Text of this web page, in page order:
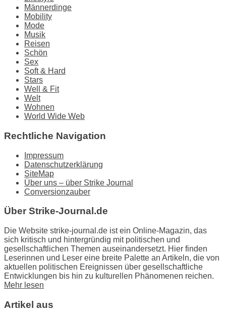
Männerdinge
Mobility
Mode
Musik
Reisen
Schön
Sex
Soft & Hard
Stars
Well & Fit
Welt
Wohnen
World Wide Web
Rechtliche Navigation
Impressum
Datenschutzerklärung
SiteMap
Über uns – über Strike Journal
Conversionzauber
Über Strike-Journal.de
Die Website strike-journal.de ist ein Online-Magazin, das
sich kritisch und hintergründig mit politischen und
gesellschaftlichen Themen auseinandersetzt. Hier finden
Leserinnen und Leser eine breite Palette an Artikeln, die von
aktuellen politischen Ereignissen über gesellschaftliche
Entwicklungen bis hin zu kulturellen Phänomenen reichen.
Mehr lesen
Artikel aus